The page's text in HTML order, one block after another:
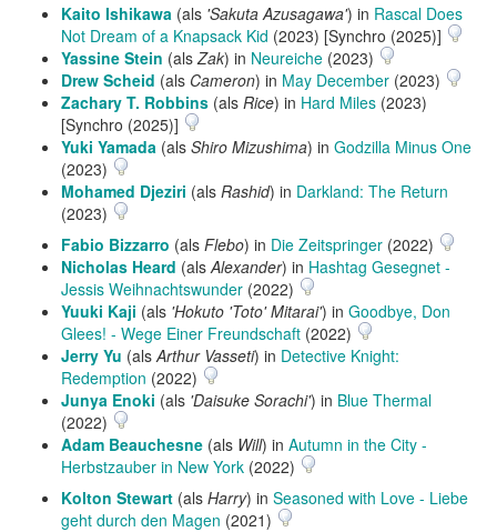
Kaito Ishikawa (als 'Sakuta Azusagawa') in Rascal Does
Not Dream of a Knapsack Kid (2023) [Synchro (2025)]
Yassine Stein (als Zak) in Neureiche (2023)
Drew Scheid (als Cameron) in May December (2023)
Zachary T. Robbins (als Rice) in Hard Miles (2023)
[Synchro (2025)]
Yuki Yamada (als Shiro Mizushima) in Godzilla Minus One
(2023)
Mohamed Djeziri (als Rashid) in Darkland: The Return
(2023)
Fabio Bizzarro (als Flebo) in Die Zeitspringer (2022)
Nicholas Heard (als Alexander) in Hashtag Gesegnet -
Jessis Weihnachtswunder (2022)
Yuuki Kaji (als 'Hokuto 'Toto' Mitarai') in Goodbye, Don
Glees! - Wege Einer Freundschaft (2022)
Jerry Yu (als Arthur Vasseti) in Detective Knight:
Redemption (2022)
Junya Enoki (als 'Daisuke Sorachi') in Blue Thermal
(2022)
Adam Beauchesne (als Will) in Autumn in the City -
Herbstzauber in New York (2022)
Kolton Stewart (als Harry) in Seasoned with Love - Liebe
geht durch den Magen (2021)